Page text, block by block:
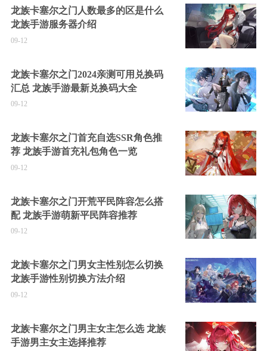
龙族卡塞尔之门人数最多的区是什么
龙族手游服务器介绍
09-12
龙族卡塞尔之门2024亲测可用兑换码
汇总 龙族手游最新兑换码大全
09-12
龙族卡塞尔之门首充自选SSR角色推
荐 龙族手游首充礼包角色一览
09-12
龙族卡塞尔之门开荒平民阵容怎么搭
配 龙族手游萌新平民阵容推荐
09-12
龙族卡塞尔之门男女主性别怎么切换
龙族手游性别切换方法介绍
09-12
龙族卡塞尔之门男主女主怎么选 龙族
手游男主女主选择推荐